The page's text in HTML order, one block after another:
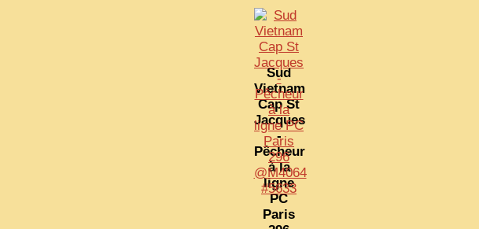
Sud
Vietnam
Cap St
Jacques
-
Pêcheur
à la
ligne
PC
Paris